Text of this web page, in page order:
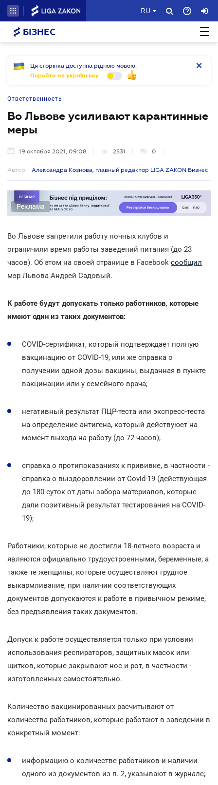
RU
БІЗНЕС
Ця сторінка доступна рідною мовою.
Перейти на українську
Ответственность
Во Львове усиливают карантинные
меры
19 октября 2021, 09:08 2531 0
Автор: Александра Кознова, главный редактор LIGA ZAKON Бизнес
Реклама
Во Львове запретили работу ночных клубов и
ограничили время работы заведений питания (до 23
часов). Об этом на своей странице в Facebook сообщил
мэр Львова Андрей Садовый.
К работе будут допускать только работников, которые
имеют один из таких документов:
COVID-сертификат, который подтверждает полную
вакцинацию от COVID-19, или же справка о
получении одной дозы вакцины, выданная в пункте
вакцинации или у семейного врача;
негативный результат ПЦР-теста или экспресс-теста
на определение антигена, который действуюет на
момент выхода на работу (до 72 часов);
справка о протипоказаниях к прививке, в частности -
справка о выздоровлении от Covid-19 (действующая
до 180 суток от даты забора материалов, которые
дали позитивный результат тестирования на COVID-
19);
Работники, которые не достигли 18-летнего возраста и
являются официально трудоустроенными, беременные, а
также те женщины, которые осуществляют грудное
выкармливание, при наличии соответствующих
документов допускаются к работе в привычном режиме,
без предъявления таких документов.
Допуск к работе осуществляется только при условии
использования респираторов, защитных масок или
щитков, которые закрывают нос и рот, в частности -
изготовленных самостоятельно.
Количество вакцинированных расчитывают от
количества работников, которые работают в заведении в
конкретный момент:
информацию о количестве работников и наличии
одного из документов из п. 2, указывают в журнале;